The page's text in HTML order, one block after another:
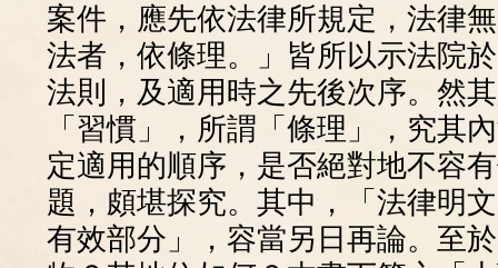
案件，應先依法律所規定，法律
法者，依條理。」皆所以示法院
法則，及適用時之先後次序。然
「習慣」，所謂「條理」，究其
定適用的順序，是否絕對地不容
題，頗堪探究。其中，「法律明
有效部分」，容當另日再論。至